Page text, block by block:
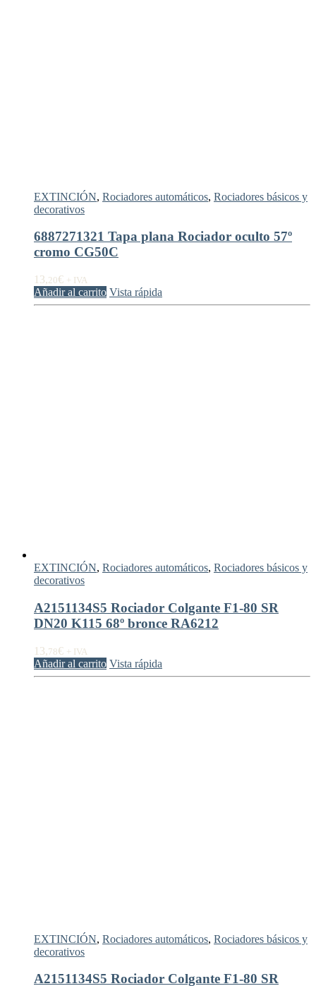
EXTINCIÓN, Rociadores automáticos, Rociadores básicos y
decorativos
6887271321 Tapa plana Rociador oculto 57º
cromo CG50C
13,20€ + IVA
Añadir al carrito Vista rápida
EXTINCIÓN, Rociadores automáticos, Rociadores básicos y
decorativos
A2151134S5 Rociador Colgante F1-80 SR
DN20 K115 68º bronce RA6212
13,78€ + IVA
Añadir al carrito Vista rápida
EXTINCIÓN, Rociadores automáticos, Rociadores básicos y
decorativos
A2151134S5 Rociador Colgante F1-80 SR